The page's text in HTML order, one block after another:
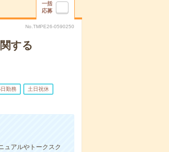
一括
応募
No.TMPE26-0590250
する
勤務 土日祝休
ュアルやトークスク